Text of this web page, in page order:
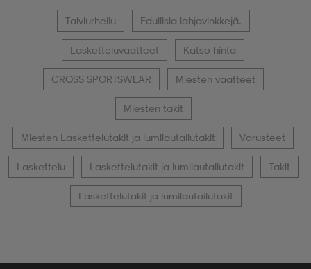
Talviurheilu Edullisia lahjavinkkejä.
Lasketteluvaatteet Katso hinta
CROSS SPORTSWEAR Miesten vaatteet
Miesten takit
Miesten Laskettelutakit ja lumilautailutakit Varusteet
Laskettelu Laskettelutakit ja lumilautailutakit Takit
Laskettelutakit ja lumilautailutakit